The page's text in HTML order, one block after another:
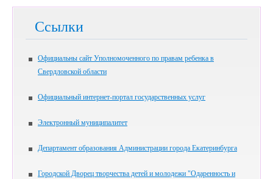
Ссылки
Официальны сайт Уполномоченного по правам ребенка в
Свердловской области
Официальный интернет-портал государственных услуг
Электронный муниципалитет
Департамент образования Администрации города Екатеринбурга
Городской Дворец творчества детей и молодежи "Одаренность и